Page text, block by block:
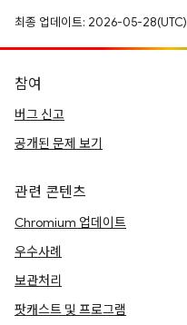
최종 업데이트: 2026-05-28(UTC)
참여
버그 신고
공개된 문제 보기
관련 콘텐츠
Chromium 업데이트
우수사례
보관처리
팟캐스트 및 프로그램